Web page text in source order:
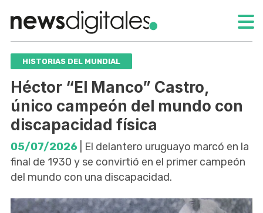
HISTORIAS DEL MUNDIAL
Héctor “El Manco” Castro,
único campeón del mundo con
discapacidad física
05/07/2026 | El delantero uruguayo marcó en la
final de 1930 y se convirtió en el primer campeón
del mundo con una discapacidad.